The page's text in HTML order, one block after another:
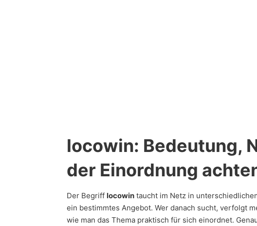
locowin: Bedeutung,
der Einordnung
Der Begriff locowin taucht im Netz in
ein bestimmtes Angebot. Wer danach sucht, verfolgt
wie man das Thema praktisch für sich einordnet.